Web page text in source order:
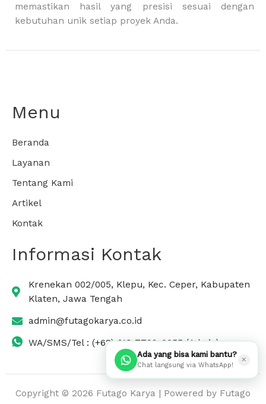
memastikan hasil yang presisi sesuai dengan
kebutuhan unik setiap proyek Anda.
Menu
Beranda
Layanan
Tentang Kami
Artikel
Kontak
Informasi Kontak
Krenekan 002/005, Klepu, Kec. Ceper, Kabupaten
Klaten, Jawa Tengah
admin@futagokarya.co.id
WA/SMS/Tel : (+62) 813-7799-0055 (Admin)
Copyright © 2026 Futago Karya | Powered by Futago
Ada yang bisa kami bantu?
Chat langsung via WhatsApp!
✕